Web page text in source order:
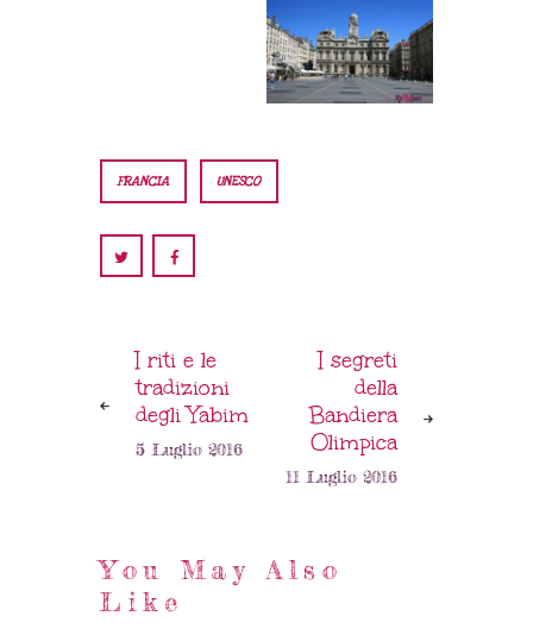
FRANCIA UNESCO
I riti e le
tradizioni
degli Yabim
5 Luglio 2016
I segreti
della
Bandiera
Olimpica
11 Luglio 2016
You May Also
Like